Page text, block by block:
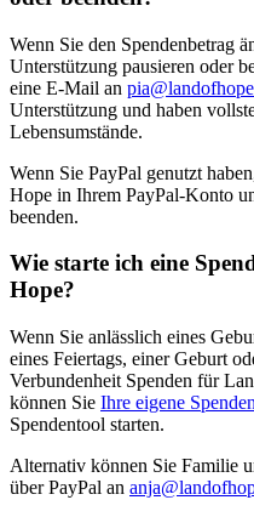
Wenn Sie den Spendenbetrag
Unterstützung pausieren oder
eine E-Mail an
Unterstützung und haben
Lebensumstände.
Wenn Sie PayPal genutzt
Hope in Ihrem PayPal-Konto
beenden.
Wie starte ich eine
Hope?
Wenn Sie anlässlich eines
eines Feiertags, einer Geburt
Verbundenheit Spenden für
können Sie Ihre eigene
Spendentool starten.
Alternativ können Sie Familie
über PayPal an